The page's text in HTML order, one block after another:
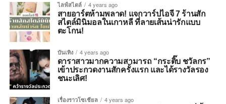
ไลฟ์สไตล์ 4 years ago
สายอาร์ตห้ามพลาด! แจกวาร์ปไอจี 7 ร้านสัก
สไตล์มินิมอลในเกาหลี ที่ลายเส้นน่ารักแบบ
ตะโกน!
บันเทิง 4 years ago
ดาราสาวมากความสามารถ “กระติ๊บ ชวัลกร”
เข้าประกวดงานสักครั้งแรก และได้รางวัลรอง
ชนะเลิศ!
เรื่องราวโซเชียล 4 years ago